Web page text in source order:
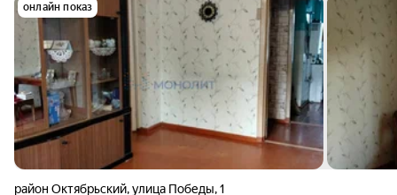
онлайн показ
район Октябрьский,улица Победы,1